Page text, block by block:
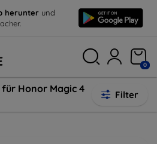
herunter und
0
Honor Magic 4
Filter